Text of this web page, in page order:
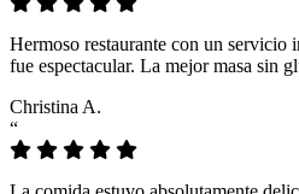
Hermoso restaurante con un servicio
fue espectacular. La mejor masa sin
Christina A.
“